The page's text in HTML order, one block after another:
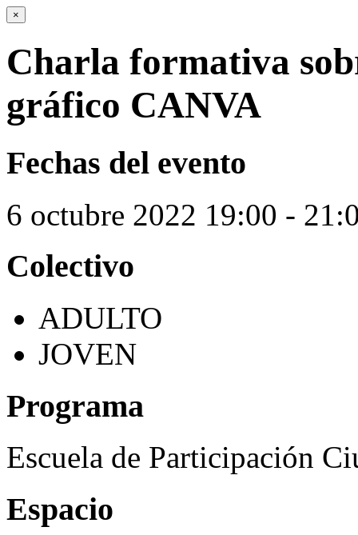
×
Charla formativa
gráfico CANVA
Fechas del evento
6 octubre 2022 19:00 -
Colectivo
ADULTO
JOVEN
Programa
Escuela de Participación
Espacio